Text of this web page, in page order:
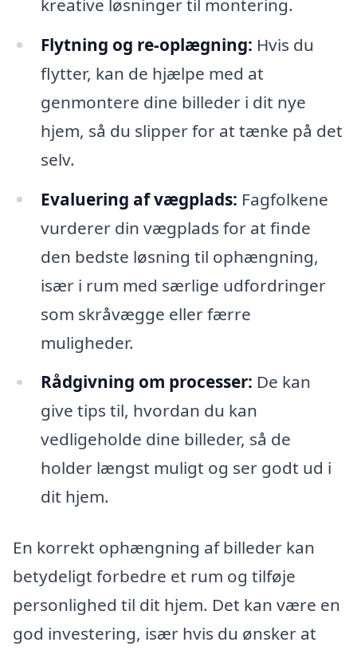
kreative løsninger til montering.
Flytning og re-oplægning: Hvis du
flytter, kan de hjælpe med at
genmontere dine billeder i dit nye
hjem, så du slipper for at tænke på det
selv.
Evaluering af vægplads: Fagfolkene
vurderer din vægplads for at finde
den bedste løsning til ophængning,
især i rum med særlige udfordringer
som skråvægge eller færre
muligheder.
Rådgivning om processer: De kan
give tips til, hvordan du kan
vedligeholde dine billeder, så de
holder længst muligt og ser godt ud i
dit hjem.
En korrekt ophængning af billeder kan
betydeligt forbedre et rum og tilføje
personlighed til dit hjem. Det kan være en
god investering, især hvis du ønsker at